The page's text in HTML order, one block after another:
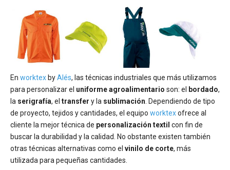
En worktex byAlés, las técnicas industriales que más utilizamos
para personalizar el uniforme agroalimentario son: el bordado,
la serigrafía, el transfer y la sublimación. Dependiendo de tipo
de proyecto, tejidos y cantidades, el equipo worktexofrece al
cliente la mejor técnica de personalización textil con fin de
buscar la durabilidad y la calidad. No obstante existen también
otras técnicas alternativas como el vinilo de corte, más
utilizada para pequeñas cantidades.